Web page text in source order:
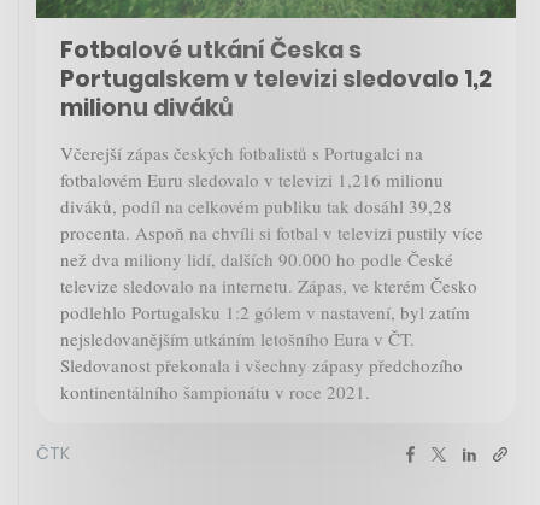
Fotbalové utkání Česka s
Portugalskem v televizi sledovalo 1,2
milionu diváků
Včerejší zápas českých fotbalistů s Portugalci na
fotbalovém Euru sledovalo v televizi 1,216 milionu
diváků, podíl na celkovém publiku tak dosáhl 39,28
procenta. Aspoň na chvíli si fotbal v televizi pustily více
než dva miliony lidí, dalších 90.000 ho podle České
televize sledovalo na internetu. Zápas, ve kterém Česko
podlehlo Portugalsku 1:2 gólem v nastavení, byl zatím
nejsledovanějším utkáním letošního Eura v ČT.
Sledovanost překonala i všechny zápasy předchozího
kontinentálního šampionátu v roce 2021.
ČTK